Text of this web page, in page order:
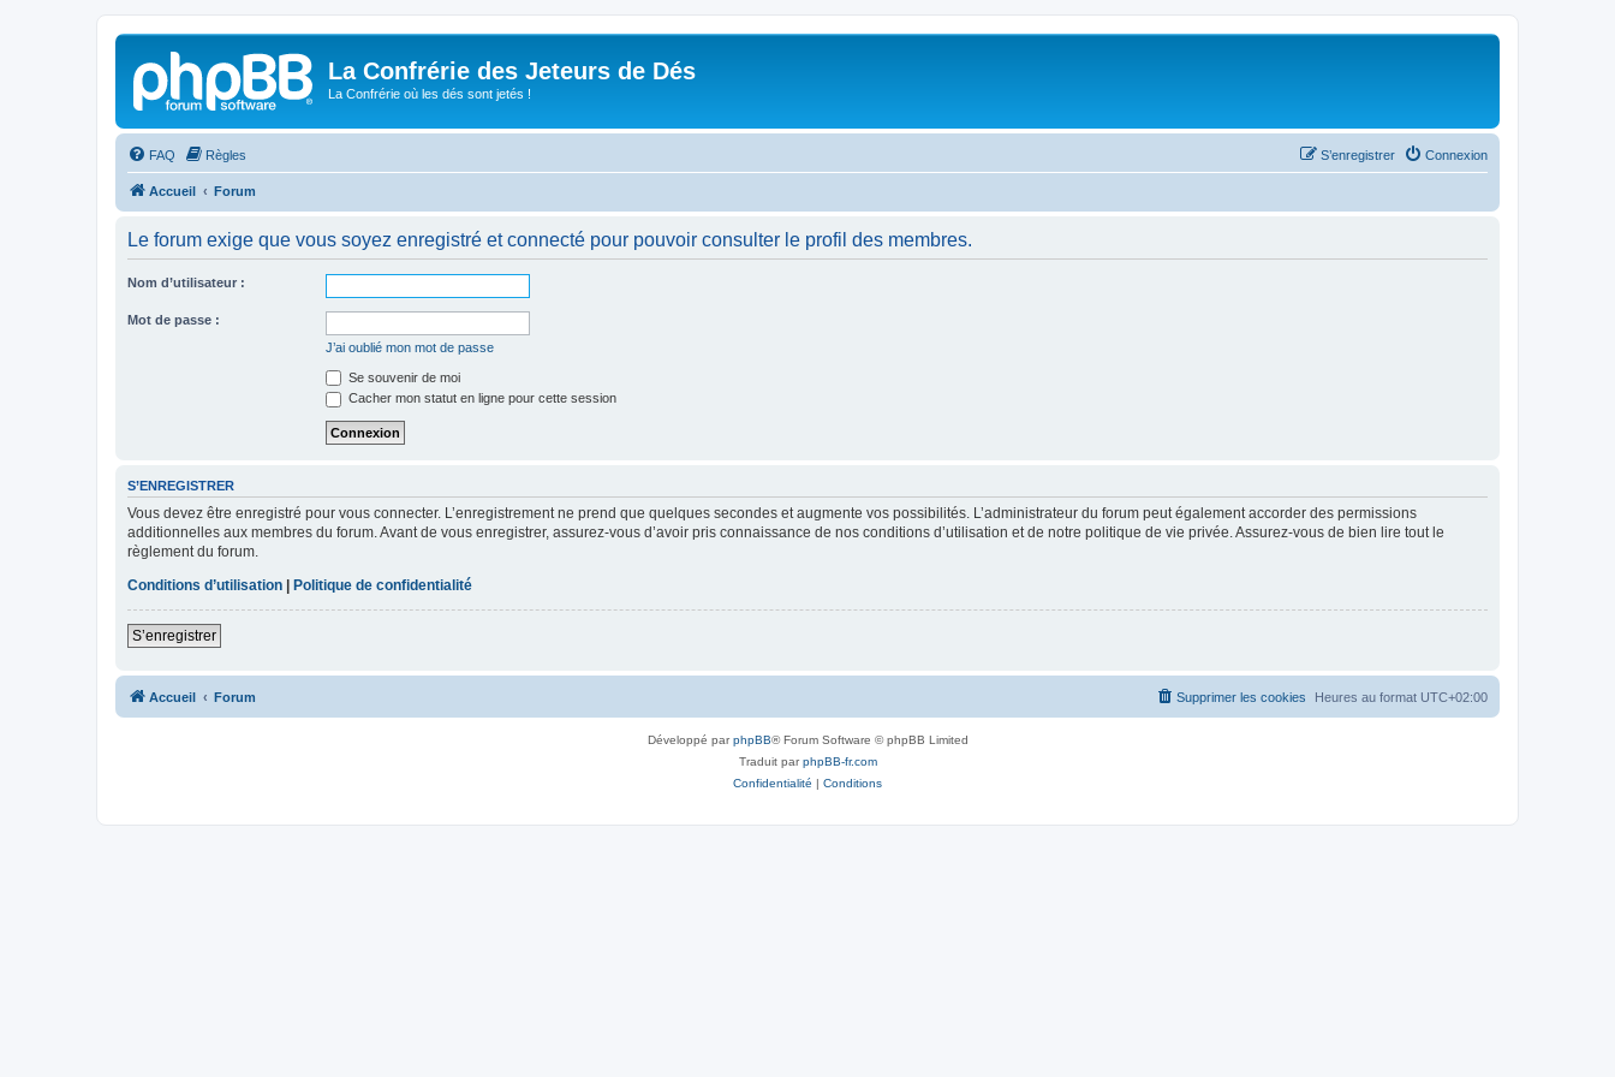
La Confrérie des Jeteurs de Dés
La Confrérie où les dés sont jetés !
FAQ Règles Connexion
S’enregistrer
Accueil Forum
Le forum exige que vous soyez enregistré et connecté pour pouvoir consulter le profil des membres.
Nom d’utilisateur :
Mot de passe :
J’ai oublié mon mot de passe
Se souvenir de moi
Cacher mon statut en ligne pour cette session
S’ENREGISTRER
Vous devez être enregistré pour vous connecter. L’enregistrement ne prend que quelques secondes et augmente vos possibilités. L’administrateur du forum peut également accorder des permissions
additionnelles aux membres du forum. Avant de vous enregistrer, assurez-vous d’avoir pris connaissance de nos conditions d’utilisation et de notre politique de vie privée. Assurez-vous de bien lire tout le
règlement du forum.
Conditions d’utilisation
Politique de confidentialité
S’enregistrer
Accueil Forum Heures au format UTC+02:00
Supprimer les cookies
Développé parphpBB® Forum Software © phpBB Limited
Traduit parphpBB-fr.com
Confidentialité | Conditions